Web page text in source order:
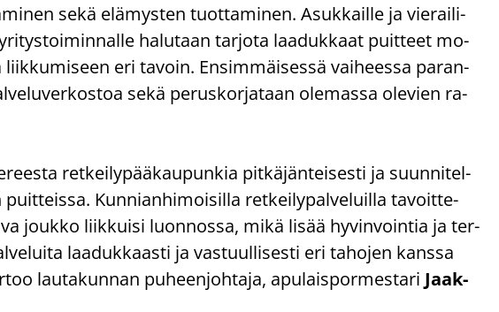
sekä elä­mys­ten tuot­ta­mi­nen. Asuk­kail­le ja vie­rai­li­
ha­lu­taan tar­jo­ta laa­duk­kaat puit­teet mo­
eri ta­voin. En­sim­mäi­ses­sä vai­hees­sa pa­ran­
sekä pe­rus­kor­ja­taan ole­mas­sa ole­vien ra­
ret­kei­ly­pää­kau­pun­kia pit­kä­jän­tei­ses­ti ja suun­ni­tel­
Kun­nian­hi­moi­sil­la ret­kei­ly­pal­ve­luil­la ta­voit­te­
jouk­ko liik­kui­si luon­nos­sa, mikä lisää hy­vin­voin­tia ja ter­
laa­duk­kaas­ti ja vas­tuul­li­ses­ti eri ta­ho­jen kans­sa
lau­ta­kun­nan pu­heen­joh­ta­ja, apu­lais­por­mes­ta­ri Jaak­